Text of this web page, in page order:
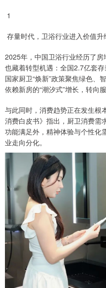
1
存量时代，卫浴行业进入价值升
2025年，中国卫浴行业经历了房
也藏着转型机遇：全国2.7亿套
国家厨卫“焕新”政策聚焦绿色、
依赖新房的“潮汐式”增长，转向
与此同时，消费趋势正在发生根
消费白皮书》指出，厨卫消费需
功能满足外，精神体验与个性化
业走向分化。